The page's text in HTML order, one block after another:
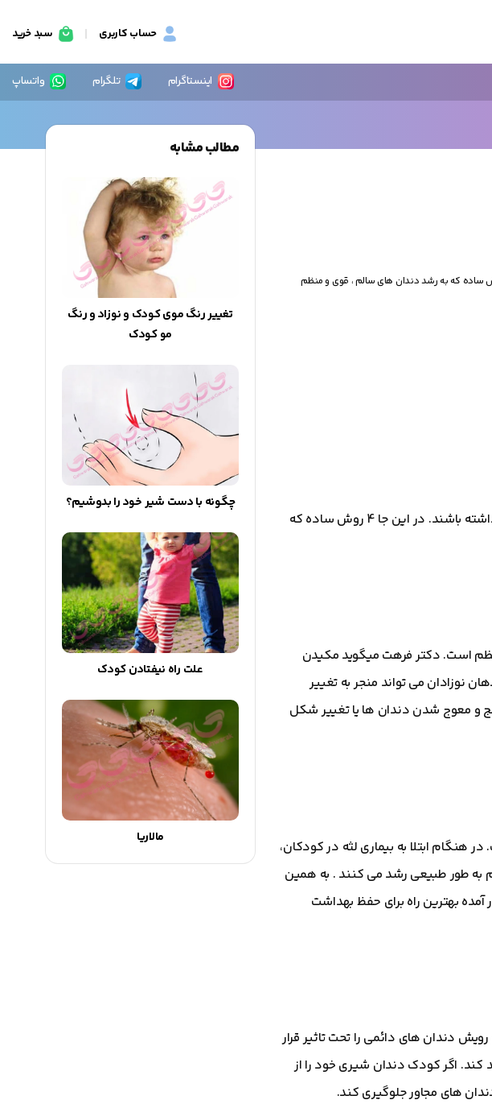
حساب کاربری سبد خرید
اینستاگرام تلگرام واتساپ
دندان های کج و معوج بزرگ شده اند نمی خواهند کودکانشان هم این تجربه ناخوشایند را داشته باشند . در این جا 4 روش ساده که به رشد دندان های سالم ، قوی و منظم
بزرگسالانی که با دندان های کج و معوج بزرگ شده اند نمی خواهند کودکانشان هم این تجربه ناخوشایند را داشته باشند. در این جا 4 روش ساده که
است. دکتر فرهت میگوید مکیدن
نوزادان می تواند منجر به تغییر
و معوج شدن دندان ها یا تغییر شکل
ابتلا به بیماری لثه در کودکان،
به طور طبیعی رشد می کنند . به همین
بهترین راه برای حفظ بهداشت
دندان های دائمی را تحت تاثیر قرار
اگر کودک دندان شیری خود را از
های مجاور جلوگیری کند.
مطالب مشابه
تغییر رنگ موی کودک و نوزاد و رنگ
مو کودک
چگونه با دست شیر خود را بدوشیم؟
علت راه نیفتادن کودک
مالاریا